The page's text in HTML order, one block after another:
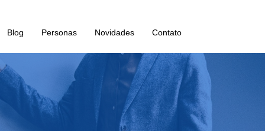
Blog Personas Novidades Contato